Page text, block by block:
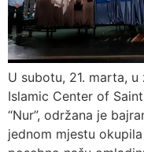
U subotu, 21. marta,
Islamic Center of
“Nur”, održana je
jednom mjestu